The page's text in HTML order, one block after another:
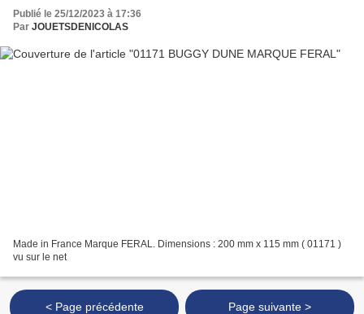
Publié le 25/12/2023 à 17:36
Par JOUETSDENICOLAS
Made in France Marque FERAL. Dimensions : 200 mm x 115 mm ( 01171 )
vu sur le net
< Page précédente Page suivante >